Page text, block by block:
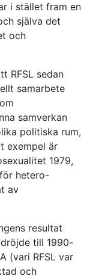
i stället fram en
själva det
och
RFSL sedan
samarbete
samverkan
politiska rum,
exempel är
1979,
hetero-
av
resultat
till 1990-
(vari RFSL var
och